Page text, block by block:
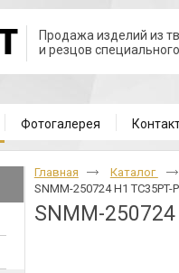
Продажа изделий из
и резцов
Фотогалерея
Главная
Каталог
SNMM-250724 H1 TC35PT-P
SNMM-